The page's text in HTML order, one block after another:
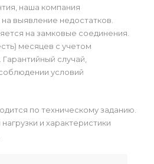
наша компания
выявление недостатков.
на замковые соединения.
месяцев с учетом
случай,
условий
по техническому заданию.
и характеристики